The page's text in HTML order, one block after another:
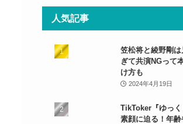
リ
人気記事
笠松将と綾野剛
ぎて共演NGって
け方も
2024年4月19日
TikToker『ゆっ
素顔に迫る！年